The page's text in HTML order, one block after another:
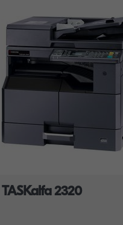
TASKalfa 2320